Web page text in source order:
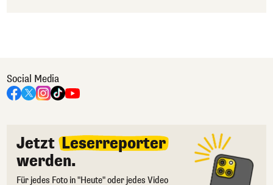
Social Media
Jetzt Leserreporter
werden.
Für jedes Foto in "Heute" oder jedes Video